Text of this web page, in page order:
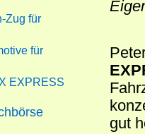
gut
Zug für
für
EXPRESS